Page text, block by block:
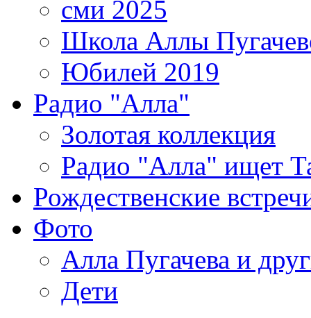
сми 2025
Школа Аллы
Юбилей 2019
Радио "Алла"
Золотая коллекция
Радио "Алла" ищет
Рождественские
Фото
Алла Пугачева и
Дети